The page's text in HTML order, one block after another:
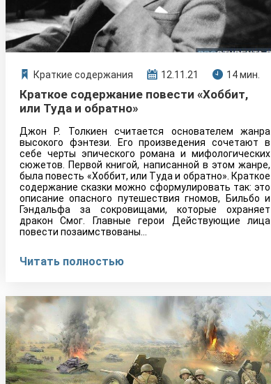
Краткие содержания 12.11.21 14 мин.
Краткое содержание повести «Хоббит,
или Туда и обратно»
Джон Р. Толкиен считается основателем жанра
высокого фэнтези. Его произведения сочетают в
себе черты эпического романа и мифологических
сюжетов. Первой книгой, написанной в этом жанре,
была повесть «Хоббит, или Туда и обратно». Краткое
содержание сказки можно сформулировать так: это
описание опасного путешествия гномов, Бильбо и
Гэндальфа за сокровищами, которые охраняет
дракон Смог. Главные герои Действующие лица
повести позаимствованы…
Читать полностью